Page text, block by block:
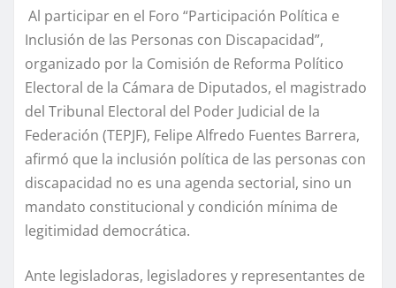
Al participar en el Foro “Participación Política e
Inclusión de las Personas con Discapacidad”,
organizado por la Comisión de Reforma Político
Electoral de la Cámara de Diputados, el magistrado
del Tribunal Electoral del Poder Judicial de la
Federación (TEPJF), Felipe Alfredo Fuentes Barrera,
afirmó que la inclusión política de las personas con
discapacidad no es una agenda sectorial, sino un
mandato constitucional y condición mínima de
legitimidad democrática.
Ante legisladoras, legisladores y representantes de